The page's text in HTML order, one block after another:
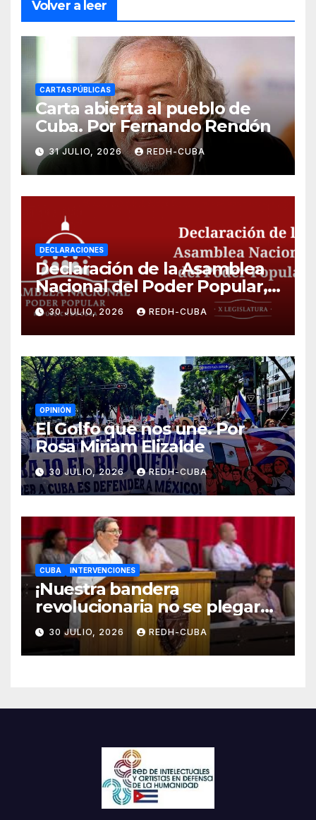
Volver a leer
CARTAS PÚBLICAS
Carta abierta al pueblo de
Cuba. Por Fernando Rendón
31 JULIO, 2026 REDH-CUBA
DECLARACIONES
Declaración de la Asamblea
Nacional del Poder Popular,
¡Cesen el cerco energético y
el castigo colectivo al pueblo
cubano!
30 JULIO, 2026 REDH-CUBA
OPINIÓN
El Golfo que nos une. Por
Rosa Miriam Elizalde
30 JULIO, 2026 REDH-CUBA
CUBA INTERVENCIONES
¡Nuestra bandera
revolucionaria no se plegará
jamás! Por Bruno Rodríguez
Parrilla
30 JULIO, 2026 REDH-CUBA